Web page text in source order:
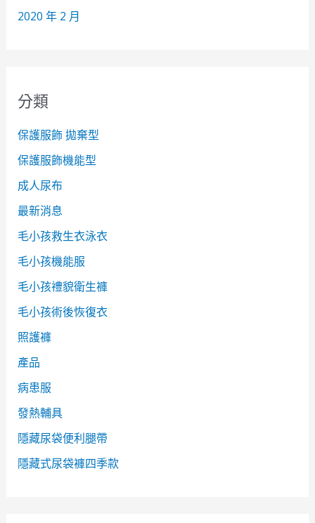
2020 年 2 月
分類
保護服飾 拋棄型
保護服飾機能型
成人尿布
最新消息
毛小孩救生衣泳衣
毛小孩機能服
毛小孩禮貌衛生褲
毛小孩術後恢復衣
照護褲
產品
病患服
發熱輔具
隱藏尿袋便利腿帶
隱藏式尿袋褲四季款